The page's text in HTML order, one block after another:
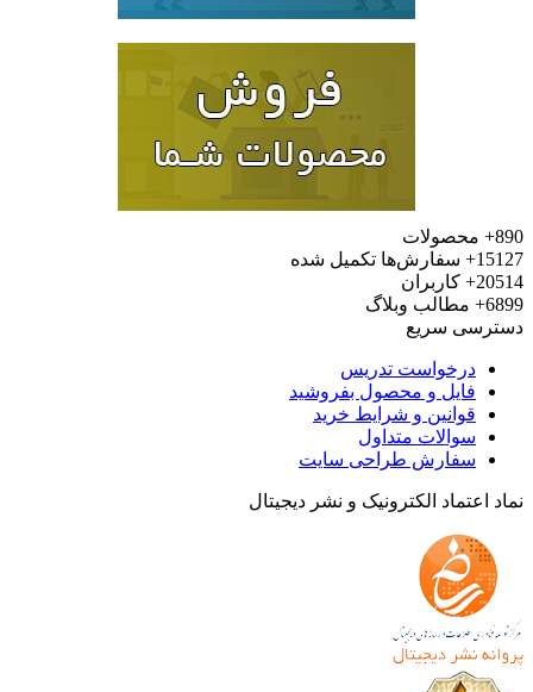
محصولات
سفارش‌ها تکمیل شده
کاربران
مطالب وبلاگ
سریع
درخواست تدریس
فایل و محصول بفروشید
قوانین و شرایط خرید
سوالات متداول
سفارش طراحی سایت
اعتماد الکترونیک و نشر دیجیتال